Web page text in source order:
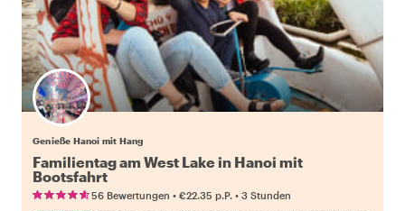
Genieße Hanoi mit Hang
Familientag am West Lake in Hanoi mit
Bootsfahrt
56 Bewertungen • €22.35 p.P. • 3 Stunden